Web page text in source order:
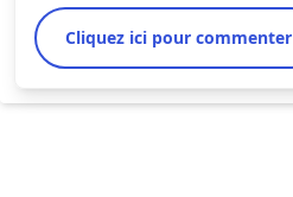
Cliquez ici pour commenter